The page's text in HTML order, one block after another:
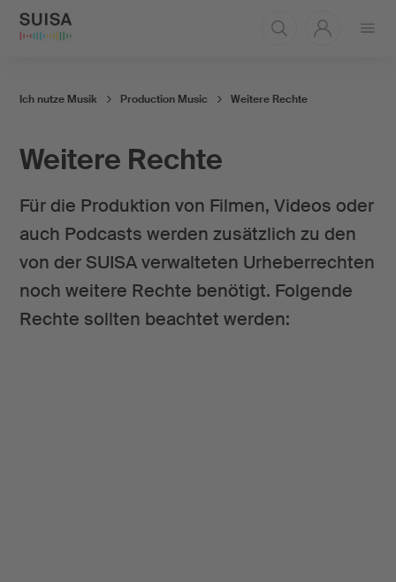
Weitere Rechte
Für die Produktion von Filmen, Videos oder
auch Podcasts werden zusätzlich zu den
von der SUISA verwalteten Urheberrechten
noch weitere Rechte benötigt. Folgende
Rechte sollten beachtet werden:
Ich nutze Musik Production Music Weitere Rechte